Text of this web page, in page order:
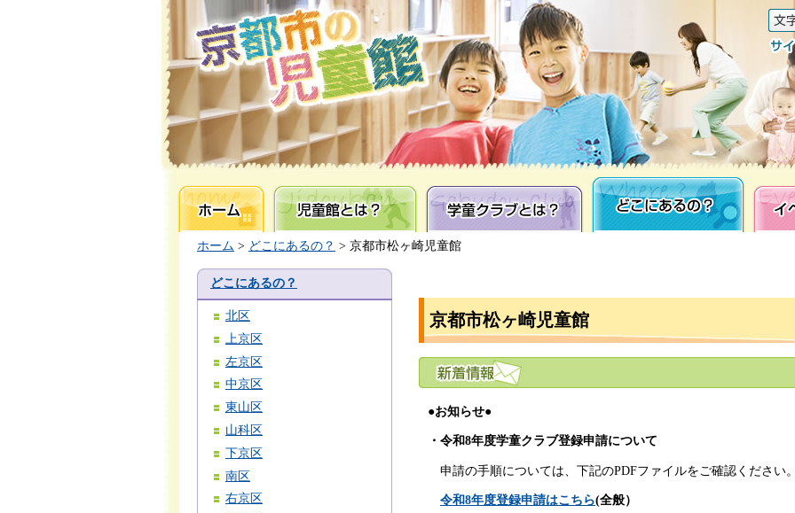
ホーム 児童館とは？ 学童クラブとは？ どこにあるの？ イベン
ホーム > どこにあるの？ > 京都市松ヶ崎児童館
どこにあるの？
北区
上京区
左京区
中京区
東山区
山科区
下京区
南区
右京区
京都市松ヶ崎児童館
●お知らせ●
・令和8年度学童クラブ登録申請について
申請の手順については、下記のPDFファイルをご確認ください
令和8年度登録申請はこちら(全般）